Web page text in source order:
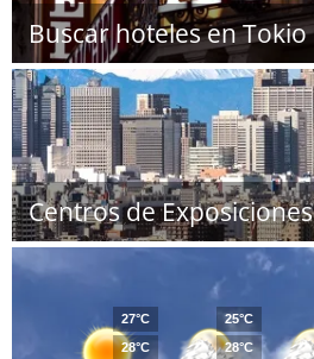
Buscar hoteles en Tokio
Centros de Exposiciones
27°C
28°C
25°C
28°C